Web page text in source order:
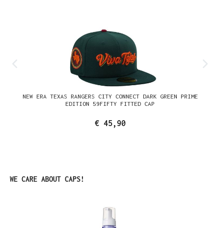
NEW ERA TEXAS RANGERS CITY CONNECT DARK GREEN PRIME
EDITION 59FIFTY FITTED CAP
€ 45,90
Productgalerij overslaan
WE CARE ABOUT CAPS!